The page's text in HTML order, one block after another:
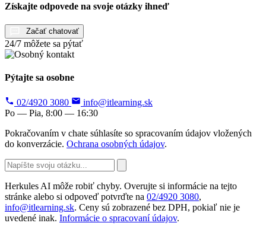
Získajte odpovede na svoje otázky ihneď
Začať chatovať
24/7 môžete sa pýtať
Pýtajte sa osobne
02/4920 3080
info@itlearning.sk
Po — Pia, 8:00 — 16:30
Pokračovaním v chate súhlasíte so spracovaním údajov vložených
do konverzácie. Ochrana osobných údajov.
Herkules AI môže robiť chyby. Overujte si informácie na tejto
stránke alebo si odpoveď potvrďte na 02/4920 3080,
info@itlearning.sk. Ceny sú zobrazené bez DPH, pokiaľ nie je
uvedené inak. Informácie o spracovaní údajov.